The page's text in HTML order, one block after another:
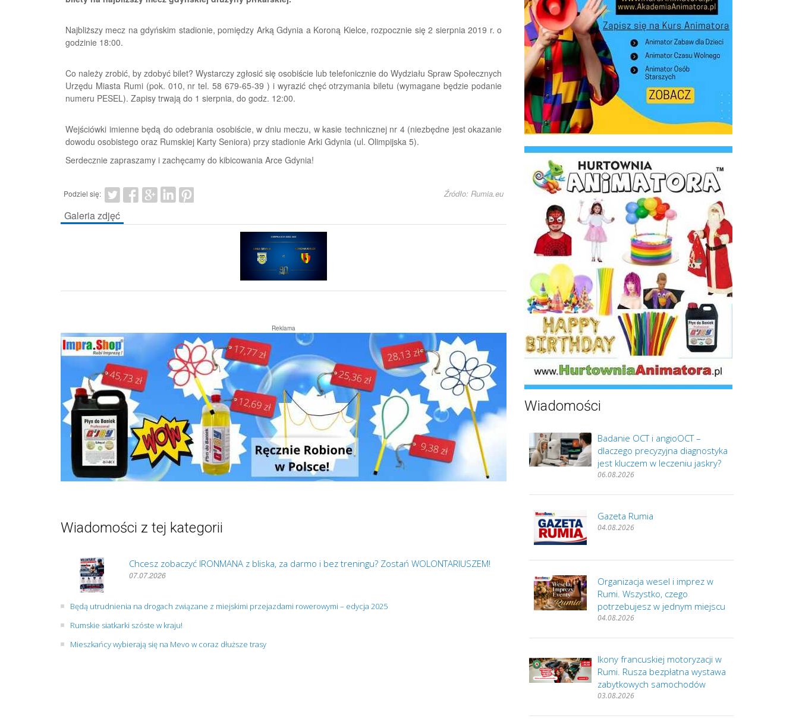
Najbliższy mecz na gdyńskim stadionie, pomiędzy Arką Gdynia a Koroną Kielce, rozpocznie się 2 sierpnia 2019 r. o
godzinie 18:00.
Co należy zrobić, by zdobyć bilet? Wystarczy zgłosić się osobiście lub telefonicznie do Wydziału Spraw Społecznych
Urzędu Miasta Rumi (pok. 010, nr tel. 58 679-65-39 ) i wyrazić chęć otrzymania biletu (wymagane będzie podanie
numeru PESEL). Zapisy trwają do 1 sierpnia, do godz. 12:00.
Wejściówki imienne będą do odebrania osobiście, w dniu meczu, w kasie technicznej nr 4 (niezbędne jest okazanie
dowodu osobistego oraz Rumskiej Karty Seniora) przy stadionie Arki Gdynia (ul. Olimpijska 5).
Serdecznie zapraszamy i zachęcamy do kibicowania Arce Gdynia!
Podziel się: Źródło: Rumia.eu
Galeria zdjęć
Reklama
Wiadomości z tej kategorii
Chcesz zobaczyć IRONMANA z bliska, za darmo i bez treningu? Zostań WOLONTARIUSZEM!
07.07.2026
Będą utrudnienia na drogach związane z miejskimi przejazdami rowerowymi – edycja 2025
Rumskie siatkarki szóste w kraju!
Mieszkańcy wybierają się na Mevo w coraz dłuższe trasy
Wiadomości
Badanie OCT i angioOCT –
dlaczego precyzyjna diagnostyka
jest kluczem w leczeniu jaskry?
06.08.2026
Gazeta Rumia
04.08.2026
Organizacja wesel i imprez w
Rumi. Wszystko, czego
potrzebujesz w jednym miejscu
04.08.2026
Ikony francuskiej motoryzacji w
Rumi. Rusza bezpłatna wystawa
zabytkowych samochodów
03.08.2026